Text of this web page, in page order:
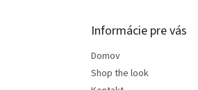
Informácie pre vás
Domov
Shop the look